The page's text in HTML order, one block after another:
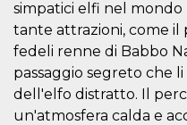
simpatici elfi nel mondo
tante attrazioni, come il
fedeli renne di Babbo
passaggio segreto che
dell'elfo distratto. Il
un'atmosfera calda e
Declaración de